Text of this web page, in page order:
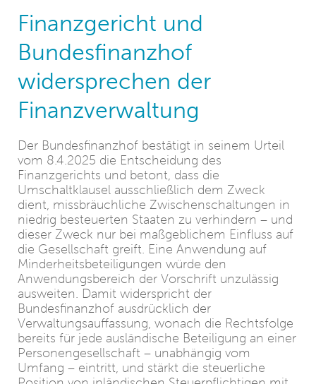
Finanzgericht und
Bundesfinanzhof
widersprechen der
Finanzverwaltung
Der Bundesfinanzhof bestätigt in seinem Urteil
vom 8.4.2025 die Entscheidung des
Finanzgerichts und betont, dass die
Umschaltklausel ausschließlich dem Zweck
dient, missbräuchliche Zwischenschaltungen in
niedrig besteuerten Staaten zu verhindern – und
dieser Zweck nur bei maßgeblichem Einfluss auf
die Gesellschaft greift. Eine Anwendung auf
Minderheitsbeteiligungen würde den
Anwendungsbereich der Vorschrift unzulässig
ausweiten. Damit widerspricht der
Bundesfinanzhof ausdrücklich der
Verwaltungsauffassung, wonach die Rechtsfolge
bereits für jede ausländische Beteiligung an einer
Personengesellschaft – unabhängig vom
Umfang – eintritt, und stärkt die steuerliche